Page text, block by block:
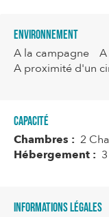
Environnement
A la campagne
A proximité d'un
Capacité
Chambres : 2
Hébergement :
Informations légales